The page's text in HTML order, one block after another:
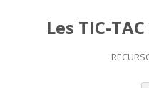
Les TIC-